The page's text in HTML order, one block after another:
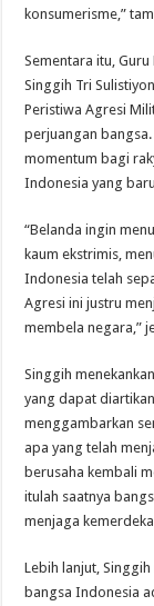
konsumerisme,”
Sementara itu,
Singgih Tri
Peristiwa Agresi
perjuangan
momentum bagi
Indonesia yang
“Belanda ingin
kaum ekstrimis,
Indonesia telah
Agresi ini justru
membela negara,”
Singgih
yang dapat
menggambarkan
apa yang telah
berusaha kembali
itulah saatnya
menjaga
Lebih lanjut,
bangsa Indonesia